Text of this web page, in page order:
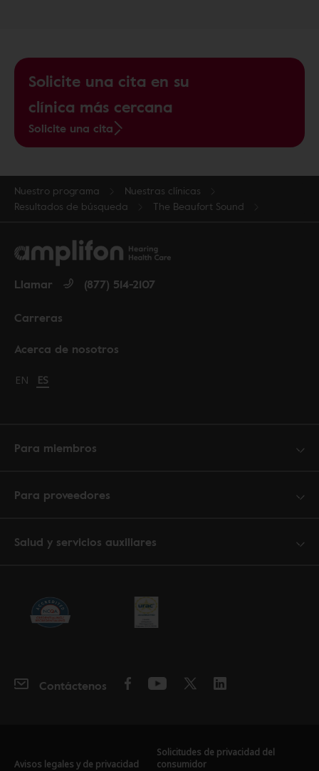
Solicite una cita en su
clínica más cercana
Solicite una cita
Nuestro programa
Nuestras clínicas
Resultados de búsqueda
The Beaufort Sound
Acerca de nosotros
Carreras
Llamar (877) 514-2107
Change language to English
EN Cambiar idioma a español
ES
Para miembros
Para proveedores
Salud y servicios auxiliares
Contáctenos
Avisos legales y de privacidad
Solicitudes de privacidad del
consumidor